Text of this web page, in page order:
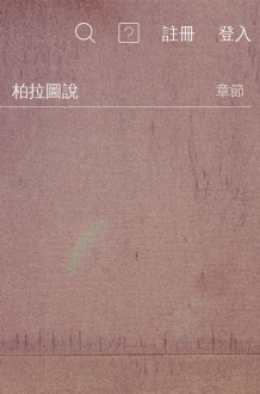
註冊 登入
柏拉圖說 章節